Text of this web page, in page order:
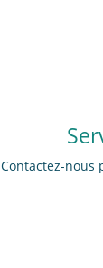
Contactez-nous